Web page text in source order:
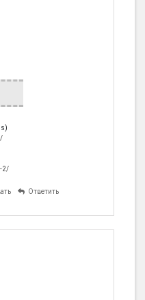
2/
Ответить